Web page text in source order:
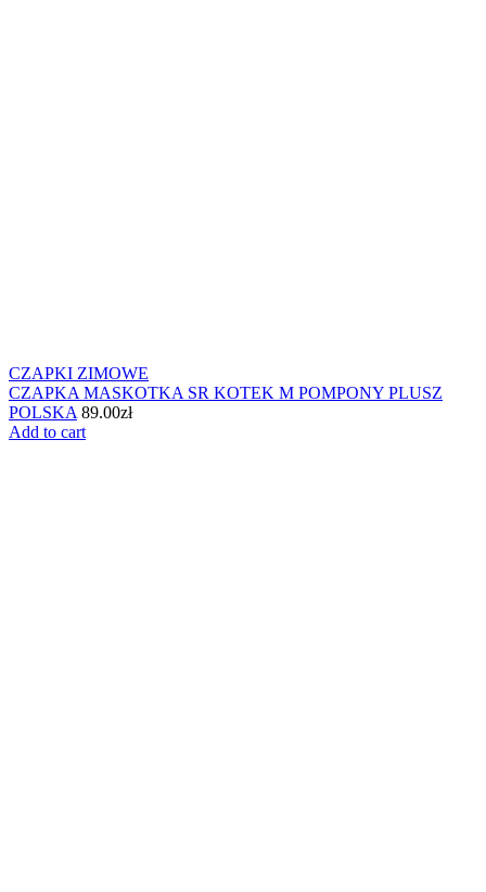
CZAPKI ZIMOWE
CZAPKA MASKOTKA SR KOTEK M POMPONY PLUSZ
POLSKA 89.00zł
Add to cart